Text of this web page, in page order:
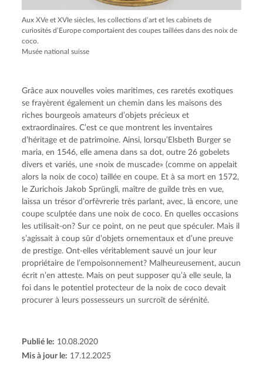
Aux XVe et XVIe siècles, les collections d’art et les cabinets de
curiosités d’Europe comportaient des coupes taillées dans des noix de
coco.
Musée national suisse
Grâce aux nouvelles voies maritimes, ces raretés exotiques
se frayèrent également un chemin dans les maisons des
riches bourgeois amateurs d’objets précieux et
extraordinaires. C’est ce que montrent les inventaires
d’héritage et de patrimoine. Ainsi, lorsqu’Elsbeth Burger se
maria, en 1546, elle amena dans sa dot, outre 26 gobelets
divers et variés, une «noix de muscade» (comme on appelait
alors la noix de coco) taillée en coupe. Et à sa mort en 1572,
le Zurichois Jakob Sprüngli, maître de guilde très en vue,
laissa un trésor d’orfèvrerie très parlant, avec, là encore, une
coupe sculptée dans une noix de coco. En quelles occasions
les utilisait-on? Sur ce point, on ne peut que spéculer. Mais il
s’agissait à coup sûr d’objets ornementaux et d’une preuve
de prestige. Ont-elles véritablement sauvé un jour leur
propriétaire de l’empoisonnement? Malheureusement, aucun
écrit n’en atteste. Mais on peut supposer qu’à elle seule, la
foi dans le potentiel protecteur de la noix de coco devait
procurer à leurs possesseurs un surcroît de sérénité.
Publié le: 10.08.2020
Mis à jour le: 17.12.2025